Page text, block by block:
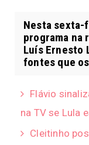
Nesta sexta-
programa na
Luís Ernesto
fontes que
Flávio
na TV se Lula
Cleitinho